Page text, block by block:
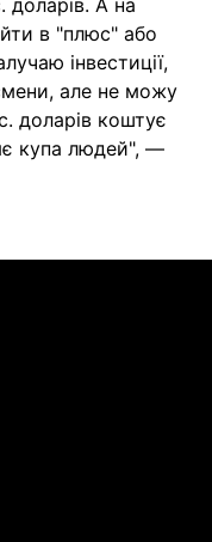
доларів. А на
йти в "плюс" або
інвестиції,
але не можу
доларів коштує
купа людей", —